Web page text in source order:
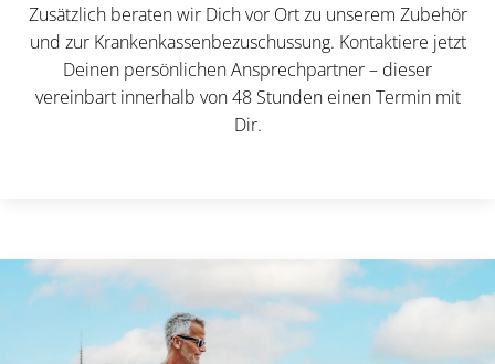
Zusätzlich beraten wir Dich vor Ort zu unserem Zubehör
und zur Krankenkassenbezuschussung. Kontaktiere jetzt
Deinen persönlichen Ansprechpartner – dieser
vereinbart innerhalb von 48 Stunden einen Termin mit
Dir.